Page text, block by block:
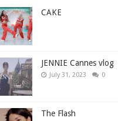
CAKE
JENNIE Cannes vlog
July 31, 2023 0
The Flash